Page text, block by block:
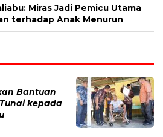
Miras Jadi Pemicu Utama
terhadap Anak Menurun
Bantuan
kepada